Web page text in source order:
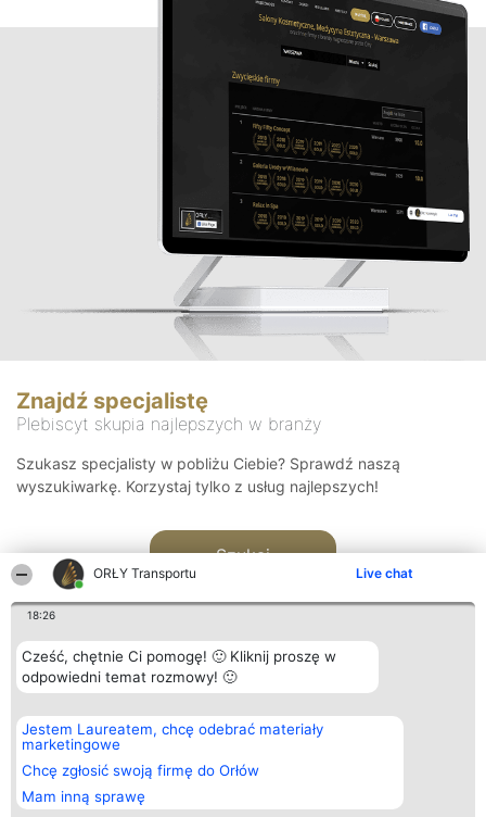
ORŁY Transportu Live chat
18:26
Cześć, chętnie Ci pomogę! 🙂 Kliknij proszę w
odpowiedni temat rozmowy! 🙂
Jestem Laureatem, chcę odebrać materiały
marketingowe
Chcę zgłosić swoją firmę do Orłów
Mam inną sprawę
Znajdź specjalistę
Plebiscyt skupia najlepszych w branży
Szukasz specjalisty w pobliżu Ciebie? Sprawdź naszą
wyszukiwarkę. Korzystaj tylko z usług najlepszych!
Szukaj
Organizator plebiscytu
Bright Side Solutions sp. z o.
o. sp. k.
ul. Ruska 22
Wrocław 50-079
KRS 0000749100 | Regon
381313360 | NIP 8943132676
Plebiscyt
Laureaci
wszystkich
Laureatów
Regulamin
Kontakt
Kontakt